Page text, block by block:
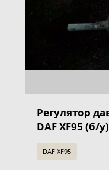
Регулятор
DAF XF95 (б/у)
DAF XF95